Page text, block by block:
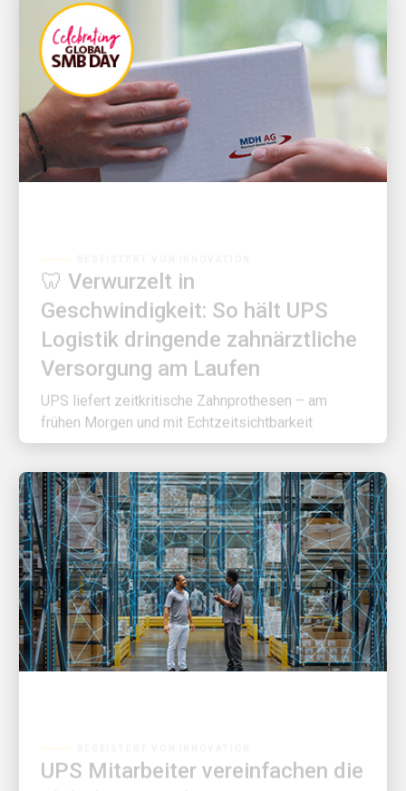
Geschwindigkeit: So hält UPS
Logistik dringende zahnärztliche
Versorgung am Laufen
UPS liefert zeitkritische Zahnprothesen – am
frühen Morgen und mit Echtzeitsichtbarkeit
globale Logistik mit KI